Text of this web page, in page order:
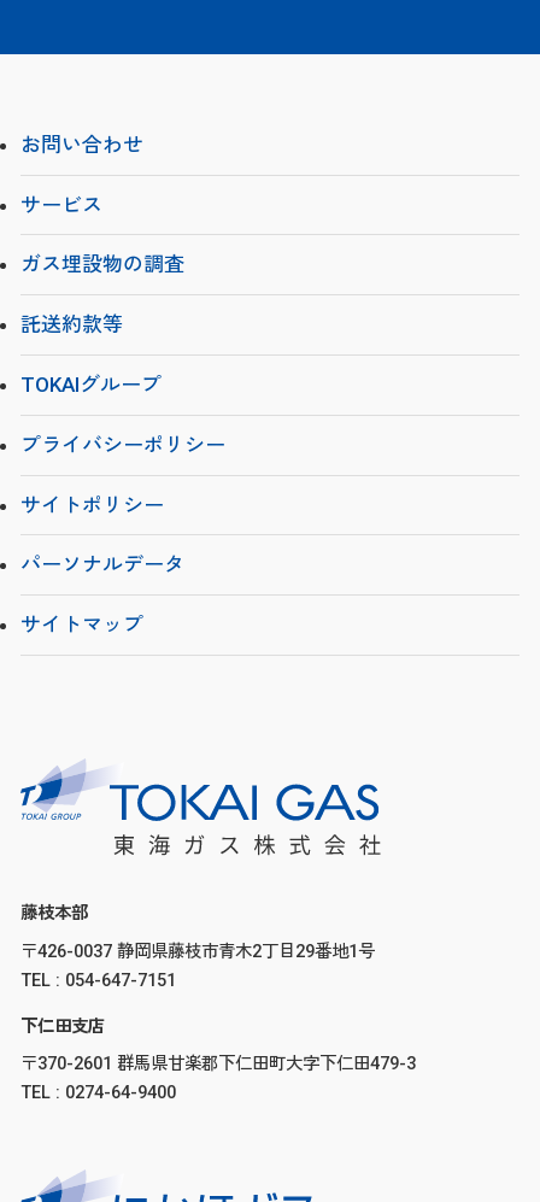
お問い合わせ
サービス
ガス埋設物の調査
託送約款等
TOKAIグループ
プライバシーポリシー
サイトポリシー
パーソナルデータ
サイトマップ
藤枝本部
〒426-0037 静岡県藤枝市青木2丁目29番地1号
TEL : 054-647-7151
下仁田支店
〒370-2601 群馬県甘楽郡下仁田町大字下仁田479-3
TEL : 0274-64-9400